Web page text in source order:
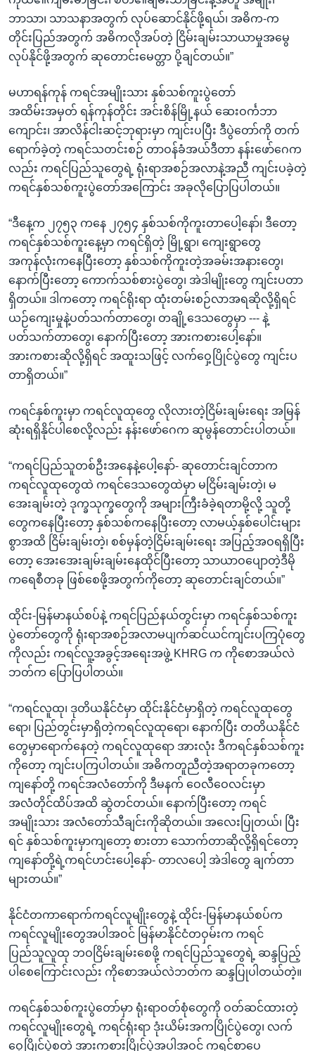
ဘာသာ၊ သာသနာအတွက် လုပ်ဆောင်နိုင်ဖို့ရယ်၊ အဓိက-က
တိုင်းပြည်အတွက် အဓိကလိုအပ်တဲ့ ငြိမ်းချမ်းသာယာမှုအမွေ
လုပ်နိုင်ဖို့အတွက် ဆုတောင်းမေတ္တာ ပို့ချင်တယ်။”
မဟာရန်ကုန် ကရင်အမျိုးသား နှစ်သစ်ကူးပွဲတော်
အထိမ်းအမှတ် ရန်ကုန်တိုင်း အင်းစိန်မြို့နယ် ဆေးဝင်္ကဘာ
ကျောင်း၊ အာလိန်ငါးဆင့်ဘုရားမှာ ကျင်းပပြီး ဒီပွဲတော်ကို တက်
ရောက်ခဲ့တဲ့ ကရင်သတင်းစဉ် တာဝန်ခံအယ်ဒီတာ နန်းဖော်ဂေက
လည်း ကရင်ပြည်သူတွေရဲ့ ရုံးရာအစဉ်အလာနဲ့အညီ ကျင်းပခဲ့တဲ့
ကရင်နှစ်သစ်ကူးပွဲတော်အကြောင်း အခုလိုပြောပြပါတယ်။
“ဒီနေ့က ၂၇၅၃ ကနေ ၂၇၅၄ နှစ်သစ်ကိုကူးတာပေါ့နော်၊ ဒီတော့
ကရင်နှစ်သစ်ကူးနေ့မှာ ကရင်ရှိတဲ့ မြို့ရွာ၊ ကျေးရွာတွေ
အကုန်လုံးကနေပြီးတော့ နှစ်သစ်ကိုကူးတဲ့အခမ်းအနားတွေ၊
နောက်ပြီးတော့ ကောက်သစ်စားပွဲတွေ၊ အဲဒါမျိုးတွေ ကျင်းပတာ
ရှိတယ်။ ဒါကတော့ ကရင်ရိုးရာ ထုံးတမ်းစဉ်လာအရဆိုလို့ရှိရင်
ယဉ်ကျေးမှုနဲ့ပတ်သက်တာတွေ၊ တချို့ဒေသတွေမှာ --- နဲ့
ပတ်သက်တာတွေ၊ နောက်ပြီးတော့ အားကစားပေါ့နော်။
အားကစားဆိုလို့ရှိရင် အထူးသဖြင့် လက်ဝှေ့ပြိုင်ပွဲတွေ ကျင်းပ
တာရှိတယ်။”
ကရင်နှစ်ကူးမှာ ကရင်လူထုတွေ လိုလားတဲ့ငြိမ်းချမ်းရေး အမြန်
ဆုံးရရှိနိုင်ပါစေလို့လည်း နန်းဖော်ဂေက ဆုမွန်တောင်းပါတယ်။
“ကရင်ပြည်သူတစ်ဦးအနေနဲ့ပေါ့နော်- ဆုတောင်းချင်တာက
ကရင်လူထုတွေထဲ ကရင်ဒေသတွေထဲမှာ မငြိမ်းချမ်းတဲ့၊ မ
အေးချမ်းတဲ့ ဒုက္ခသုက္ခတွေကို အများကြီးခံခဲ့ရတာမို့လို့ သူတို့
တွေကနေပြီးတော့ နှစ်သစ်ကနေပြီးတော့ လာမယ့်နှစ်ပေါင်းများ
စွာအထိ ငြိမ်းချမ်းတဲ့၊ စစ်မှန်တဲ့ငြိမ်းချမ်းရေး အပြည့်အဝရရှိပြီး
တော့ အေးအေးချမ်းချမ်းနေထိုင်ပြီးတော့ သာယာဝပျောတဲ့ဒီမို
ကရေစီတခု ဖြစ်စေဖို့အတွက်ကိုတော့ ဆုတောင်းချင်တယ်။”
ထိုင်း-မြန်မာနယ်စပ်နဲ့ ကရင်ပြည်နယ်တွင်းမှာ ကရင်နှစ်သစ်ကူး
ပွဲတော်တွေကို ရုံးရာအစဉ်အလာမပျက်ဆင်ယင်ကျင်းပကြပုံတွေ
ကိုလည်း ကရင်လူ့အခွင့်အရေးအဖွဲ့ KHRG က ကိုစောအယ်လဲ
ဘတ်က ပြောပြပါတယ်။
“ကရင်လူထု၊ ဒုတိယနိုင်ငံမှာ ထိုင်းနိုင်ငံမှာရှိတဲ့ ကရင်လူထုတွေ
ရော၊ ပြည်တွင်းမှာရှိတဲ့ကရင်လူထုရော၊ နောက်ပြီး တတိယနိုင်ငံ
တွေမှာရောက်နေတဲ့ ကရင်လူထုရော အားလုံး ဒီကရင်နှစ်သစ်ကူး
ကိုတော့ ကျင်းပကြပါတယ်။ အဓိကတူညီတဲ့အရာတခုကတော့
ကျနော်တို့ ကရင်အလံတော်ကို ဒီမနက် ဝေလီဝေလင်းမှာ
အလံတိုင်ထိပ်အထိ ဆွဲတင်တယ်။ နောက်ပြီးတော့ ကရင်
အမျိုးသား အလံတော်သီချင်းကိုဆိုတယ်။ အလေးပြုတယ်၊ ပြီး
ရင် နှစ်သစ်ကူးမှာကျတော့ စားတာ သောက်တာဆိုလို့ရှိရင်တော့
ကျနော်တို့ရဲ့ကရင်ဟင်းပေါ့နော်- တာလပေါ့ အဲဒါတွေ ချက်တာ
များတယ်။”
နိုင်ငံတကာရောက်ကရင်လူမျိုးတွေနဲ့ ထိုင်း-မြန်မာနယ်စပ်က
ကရင်လူမျိုးတွေအပါအဝင် မြန်မာနိုင်ငံတဝှမ်းက ကရင်
ပြည်သူလူထု ဘဝငြိမ်းချမ်းစေဖို့ ကရင်ပြည်သူတွေရဲ့ ဆန္ဒပြည့်
ပါစေကြောင်းလည်း ကိုစောအယ်လဲဘတ်က ဆန္ဒပြုပါတယ်တဲ့။
ကရင်နှစ်သစ်ကူးပွဲတော်မှာ ရုံးရာဝတ်စုံတွေကို ဝတ်ဆင်ထားတဲ့
ကရင်လူမျိုးတွေရဲ့ ကရင်ရုံးရာ ဒုံးယိမ်းအကပြိုင်ပွဲတွေ၊ လက်
ဝှေ့ပြိုင်ပွဲစတဲ့ အားကစားပြိုင်ပွဲအပါအဝင် ကရင်စာပေ